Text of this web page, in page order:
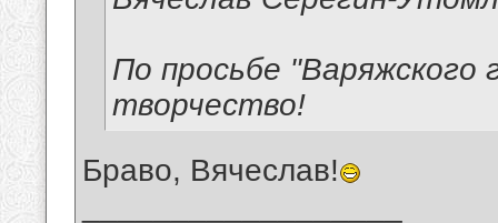
По просьбе "Варяжского
творчество!
Браво, Вячеслав!